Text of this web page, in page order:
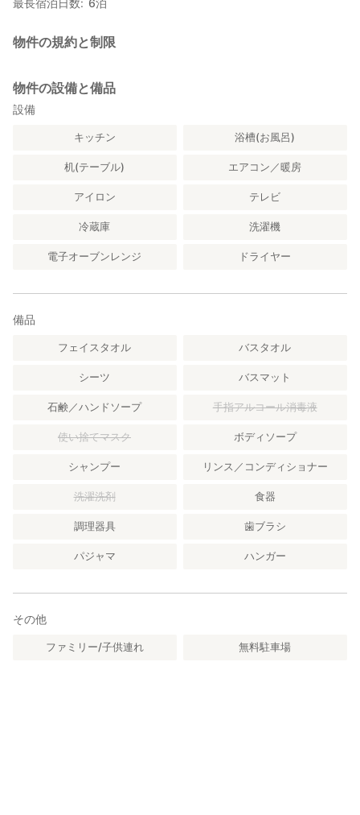
物件の規約と制限
物件の設備と備品
設備
キッチン 浴槽(お風呂)
机(テーブル) エアコン／暖房
アイロン テレビ
冷蔵庫 洗濯機
電子オーブンレンジ ドライヤー
備品
フェイスタオル バスタオル
シーツ バスマット
石鹸／ハンドソープ 手指アルコール消毒液
使い捨てマスク ボディソープ
シャンプー リンス／コンディショナー
洗濯洗剤 食器
調理器具 歯ブラシ
パジャマ ハンガー
その他
ファミリー/子供連れ 無料駐車場